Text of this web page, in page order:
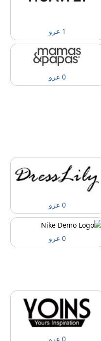
1 عرو
0 عرو
0 عرو
0 عرو
0 عرو